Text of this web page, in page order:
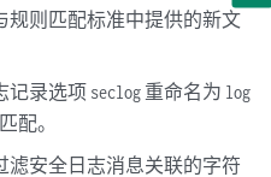
规则匹配标准中提供的新文
记录选项 seclog重命名为 log
配。
滤安全日志消息关联的字符